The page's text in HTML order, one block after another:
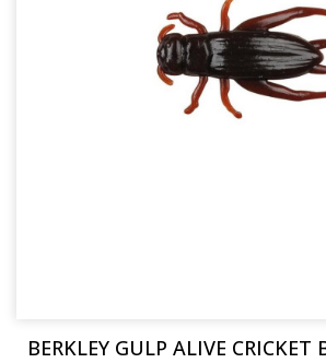
BERKLEY GULP ALIVE CRICKET